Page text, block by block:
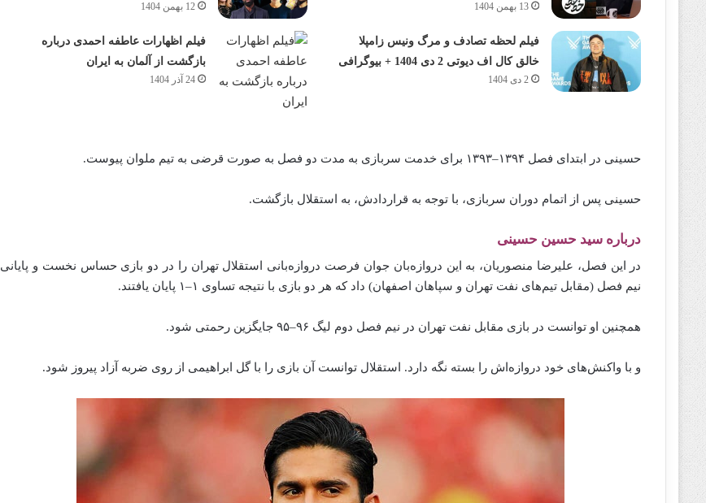
13 بهمن 1404 12 بهمن 1404
فیلم لحظه تصادف و مرگ ونیس زامپلا
خالق کال اف دیوتی 2 دی 1404 + بیوگرافی
2 دی 1404
فیلم اظهارات عاطفه احمدی درباره
بازگشت از آلمان به ایران
24 آذر 1404
حسینی در ابتدای فصل ۱۳۹۴–۱۳۹۳ برای خدمت سربازی به مدت دو فصل به صورت قرضی به تیم ملوان پیوست.
حسینی پس از اتمام دوران سربازی، با توجه به قراردادش، به استقلال بازگشت.
درباره سید حسین حسینی
در این فصل، علیرضا منصوریان، به این دروازه‌بان جوان فرصت دروازه‌بانی استقلال تهران را در دو بازی حساس نخست و پایانی
نیم فصل (مقابل تیم‌های نفت تهران و سپاهان اصفهان) داد که هر دو بازی با نتیجه تساوی ۱–۱ پایان یافتند.
همچنین او توانست در بازی مقابل نفت تهران در نیم فصل دوم لیگ ۹۶–۹۵ جایگزین رحمتی شود.
و با واکنش‌های خود دروازه‌اش را بسته نگه دارد. استقلال توانست آن بازی را با گل ابراهیمی از روی ضربه آزاد پیروز شود.